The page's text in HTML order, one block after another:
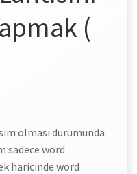
(
olması durumunda
sadece word
haricinde word